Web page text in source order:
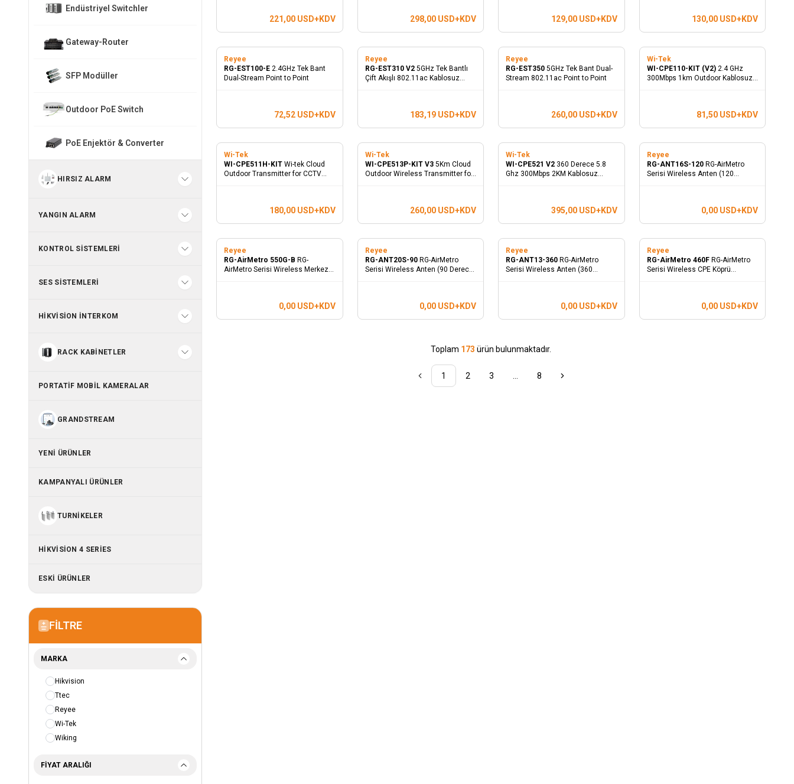
Endüstriyel Switchler
Gateway-Router
SFP Modüller
Outdoor PoE Switch
PoE Enjektör & Converter
HIRSIZ ALARM
YANGIN ALARM
KONTROL SISTEMLERI
SES SISTEMLERI
HIKVISION İNTERKOM
RACK KABINETLER
PORTATIF MOBIL KAMERALAR
GRANDSTREAM
YENI ÜRÜNLER
KAMPANYALI ÜRÜNLER
TURNIKELER
HIKVISION 4 SERIES
ESKİ ÜRÜNLER
FILTRE
MARKA
Hikvision
Ttec
Reyee
Wi-Tek
Wiking
FIYAT ARALIĞI
221,00USD+KDV 298,00 USD+KDV 129,00USD+KDV 130,00 USD+KDV
Reyee
RG-EST100-E 2.4GHz Tek Bant
Dual-Stream Point to Point
72,52USD+KDV
Reyee
RG-EST310 V2 5GHz Tek Bantlı
Çift Akışlı 802.11ac Kablosuz
183,19 USD+KDV
Reyee
RG-EST350 5GHz Tek Bant Dual-
Stream 802.11ac Point to Point
260,00USD+KDV
Wi-Tek
WI-CPE110-KIT (V2) 2.4 GHz
300Mbps 1km Outdoor Kablosuz
81,50 USD+KDV
Wi-Tek
WI-CPE511H-KIT Wi-tek Cloud
Outdoor Transmitter for CCTV
180,00USD+KDV
Wi-Tek
WI-CPE513P-KIT V3 5Km Cloud
Outdoor Wireless Transmitter for
260,00 USD+KDV
Wi-Tek
WI-CPE521 V2 360 Derece 5.8
Ghz 300Mbps 2KM Kablosuz
395,00USD+KDV
Reyee
RG-ANT16S-120 RG-AirMetro
Serisi Wireless Anten (120
0,00 USD+KDV
Reyee
RG-AirMetro 550G-B RG-
AirMetro Serisi Wireless Merkez
0,00USD+KDV
Reyee
RG-ANT20S-90 RG-AirMetro
Serisi Wireless Anten (90 Derece
0,00 USD+KDV
Reyee
RG-ANT13-360 RG-AirMetro
Serisi Wireless Anten (360
0,00USD+KDV
Reyee
RG-AirMetro 460F RG-AirMetro
Serisi Wireless CPE Köprü
0,00 USD+KDV
Toplam 173 ürün bulunmaktadır.
1 2 3 8